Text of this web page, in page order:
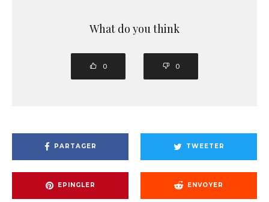
What do you think
0 0
PARTAGER TWEETER
EPINGLER ENVOYER